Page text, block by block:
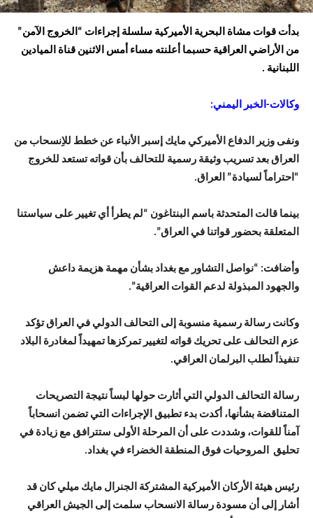
بدأت قوات مشاة ​البحرية الأميركية​ سلسلة إجراءات “الخروج الآمن”
من الأراضي العراقية حسبما أعلنته مساء أمس الاثنين قناة الميادين
اللبنانية .
وكالات-الخبر اليمني:
ونفى وزير الدفاع الأميركي مايك إسبر الأنباء عن خطط للاِنسحاب من
العراق بعد تسريب وثيقة رسمية للتحالف بأن قواته تستعد للخروج
“احتراماً لسيادة” العراق.
بينما قالت المتحدثة باسم البنتاغون “لم يطرأ أي تغيير على سياستنا
المتعلقة بحضور قواتنا في العراق”.
وأضافت: “نواصل التشاور مع بغداد بشأن مهمة هزيمة داعش
والجهود المبذولة لدعم القوات العراقية”.
وكانت رسالة رسمية منسوبة إلى التحالف الدولي في العراق تؤكد
عزم التحالف على تحريك قواته لتغيير تمركزها تمهيداً لمغادرة البلاد
تنفيذاً لطلب البرلمان العراقي.
رسالة التحالف الدولي التي أثارت حولها لبساً نتيجة التصريحات
المتناقضة بشأنها، أكدت بدء تطبيق الإجراءات التي تضمن انسحاباً
آمناً للقوات، وشددت على أن المرحلة الأولى ستترافق مع زيادة في
تحليق المروحيات فوق المنطقة الخضراء في بغداد.
رئيس هيئة الأركان الأميركية المشتركة الجنرال مايك ميلي كان قد
أشار إلى أن مسودة رسالة الانسحاب سلمت إلى الجيش العراقي